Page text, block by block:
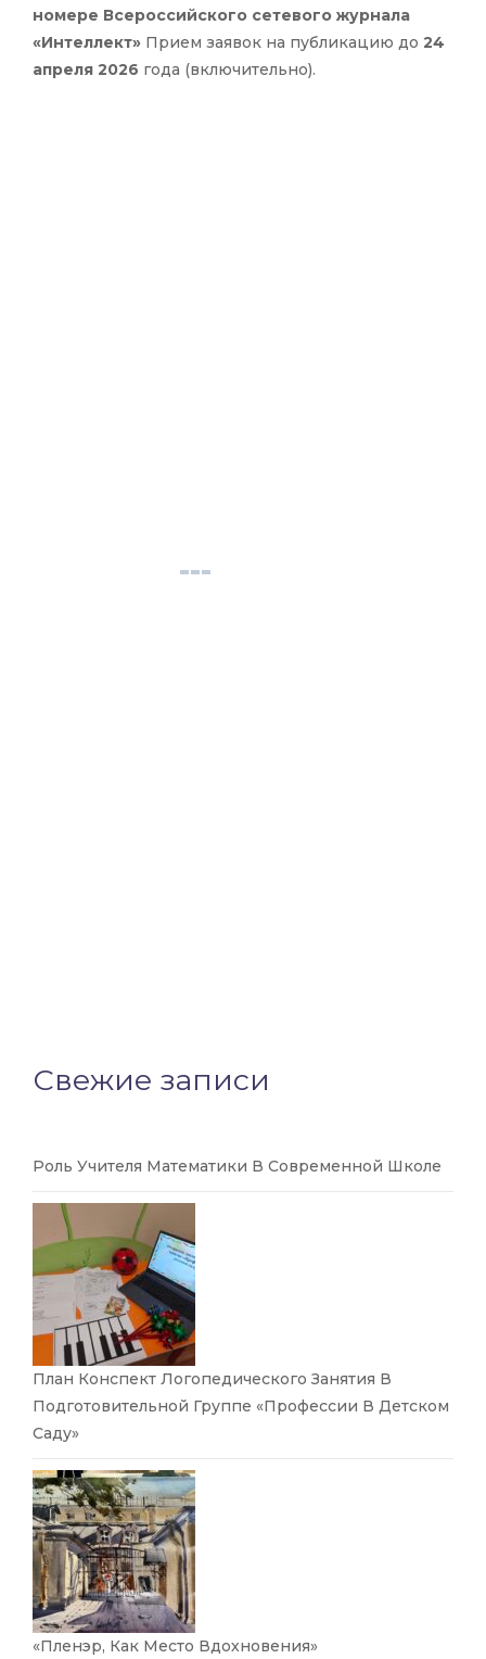
номере Всероссийского сетевого журнала
«Интеллект» Прием заявок на публикацию до 24
апреля 2026 года (включительно).
Свежие записи
Роль Учителя Математики В Современной Школе
План Конспект Логопедического Занятия В
Подготовительной Группе «Профессии В Детском
Саду»
«Пленэр, Как Место Вдохновения»